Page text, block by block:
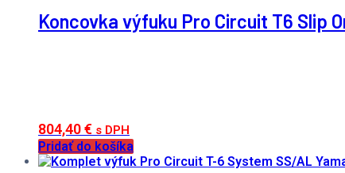
Koncovka výfuku Pro Circuit T6 Slip
804,40€ s DPH
Pridať do košíka